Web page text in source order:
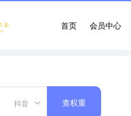
会员中心
首页
抖音 查权重